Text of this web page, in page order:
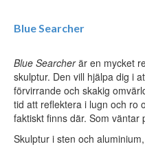
Blue Searcher
Blue Searcherär en mycket
skulptur. Den vill hjälpa dig i
förvirrande och skakig
tid att reflektera i lugn och ro
faktiskt finns där. Som väntar
Skulptur i sten och